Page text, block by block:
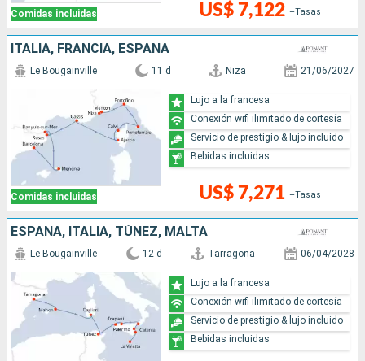
Comidas incluidas US$ 7,122 +Tasas
ITALIA, FRANCIA, ESPAÑA
Comidas incluidas
Le Bougainville 11 d Niza 21/06/2027
US$ 7,271 +Tasas
Lujo a la francesa
Conexión wifi ilimitado de cortesía
Servicio de prestigio & lujo incluido
Bebidas incluidas
ESPAÑA, ITALIA, TÚNEZ, MALTA
Le Bougainville 12 d Tarragona 06/04/2028
Lujo a la francesa
Conexión wifi ilimitado de cortesía
Servicio de prestigio & lujo incluido
Bebidas incluidas